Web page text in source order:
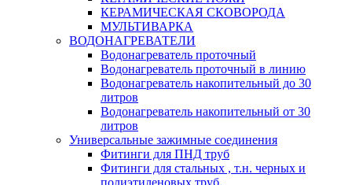
КЕРАМИЧЕСКАЯ СКОВОРОДА
МУЛЬТИВАРКА
ВОДОНАГРЕВАТЕЛИ
Водонагреватель проточный
Водонагреватель проточный в линию
Водонагреватель накопительный до 30
литров
Водонагреватель накопительный от 30
литров
Универсальные зажимные соединения
Фитинги для ПНД труб
Фитинги для стальных , т.н. черных и
полиэтиленовых труб.